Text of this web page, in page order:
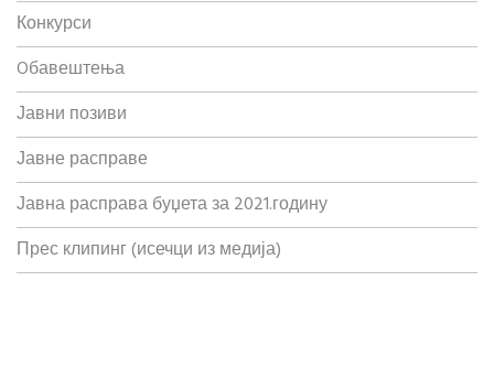
Конкурси
Oбавештења
Јавни позиви
Јавне расправе
Јавна расправа буџета за 2021.годину
Прес клипинг (исечци из медија)